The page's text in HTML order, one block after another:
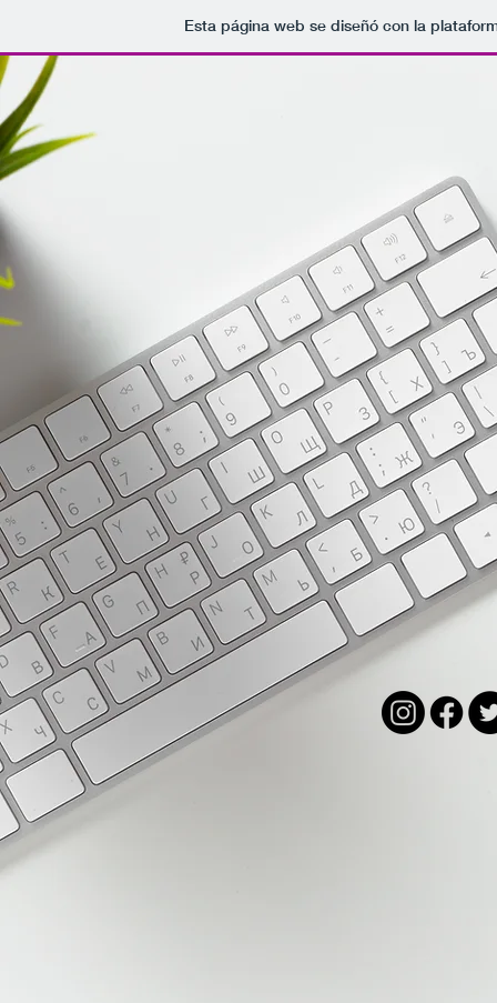
Esta página web se diseñó con la